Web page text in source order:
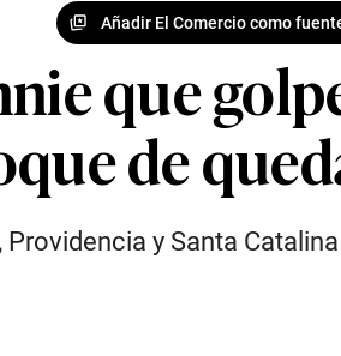
Añadir El Comercio como
que
de
y Santa